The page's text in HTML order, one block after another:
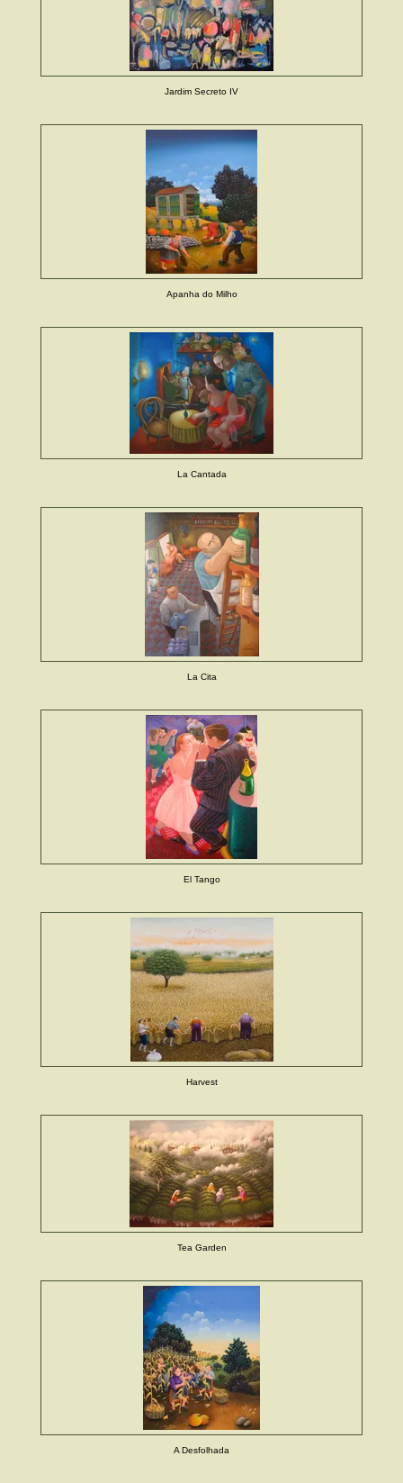
Jardim Secreto IV
Apanha do Milho
La Cantada
La Cita
El Tango
Harvest
Tea Garden
A Desfolhada